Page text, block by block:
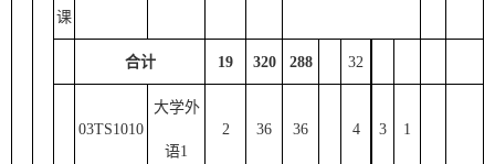
课
合计 19 320 288 32
03TS1010
大学外
语1
2 36 36 4 3 1